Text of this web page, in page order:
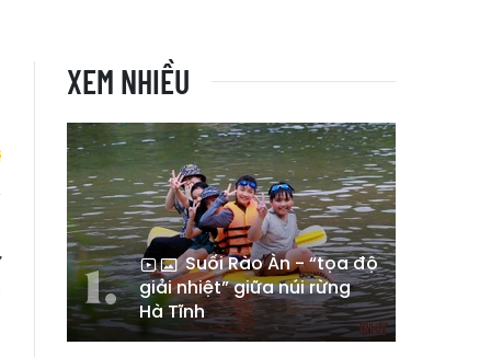
XEM NHIỀU
Suối Rào Àn - “tọa độ
giải nhiệt” giữa núi rừng
Hà Tĩnh